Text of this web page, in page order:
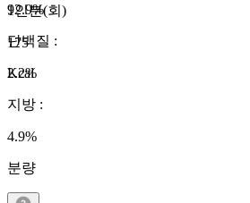
1인분(회)
175
Kcal
92.9%
단백질 :
2.2%
지방 :
4.9%
분량